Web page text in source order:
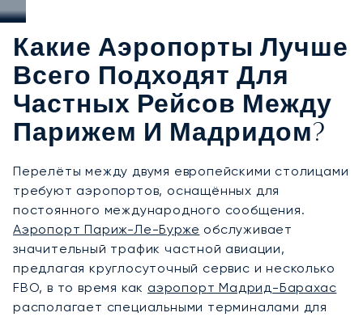
Какие Аэропорты Лучше
Всего Подходят Для
Частных Рейсов Между
Парижем И Мадридом?
Перелёты между двумя европейскими столицами
требуют аэропортов, оснащённых для
постоянного международного сообщения.
Аэропорт Париж-Ле-Бурже обслуживает
значительный трафик частной авиации,
предлагая круглосуточный сервис и несколько
FBO, в то время как аэропорт Мадрид-Барахас
располагает специальными терминалами для